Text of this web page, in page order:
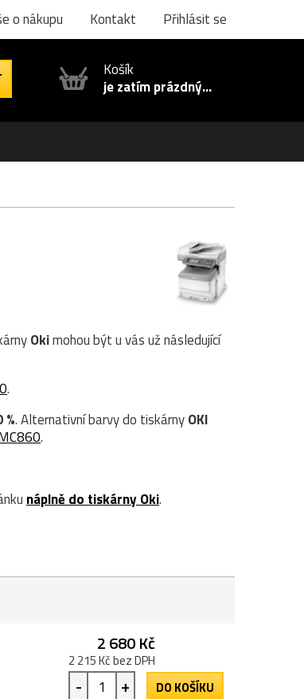
o nákupu Kontakt Přihlásit se
Košík
je zatím prázdný...
Okimohou být u vás už následující
.
. Alternativní barvy do tiskárnyOKI
.
náplně do tiskárny Oki.
2 680 Kč
2 215 Kč bez DPH
- + DO KOŠÍKU